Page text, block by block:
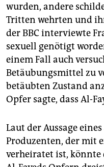
wurden, andere
Tritten wehrten und
der BBC interviewte
sexuell genötigt
einem Fall auch
Betäubungsmittel zu
betäubten Zustand
Opfer sagte, dass Al-
Laut der Aussage
Produzenten, der mit
verheiratet ist, könnte